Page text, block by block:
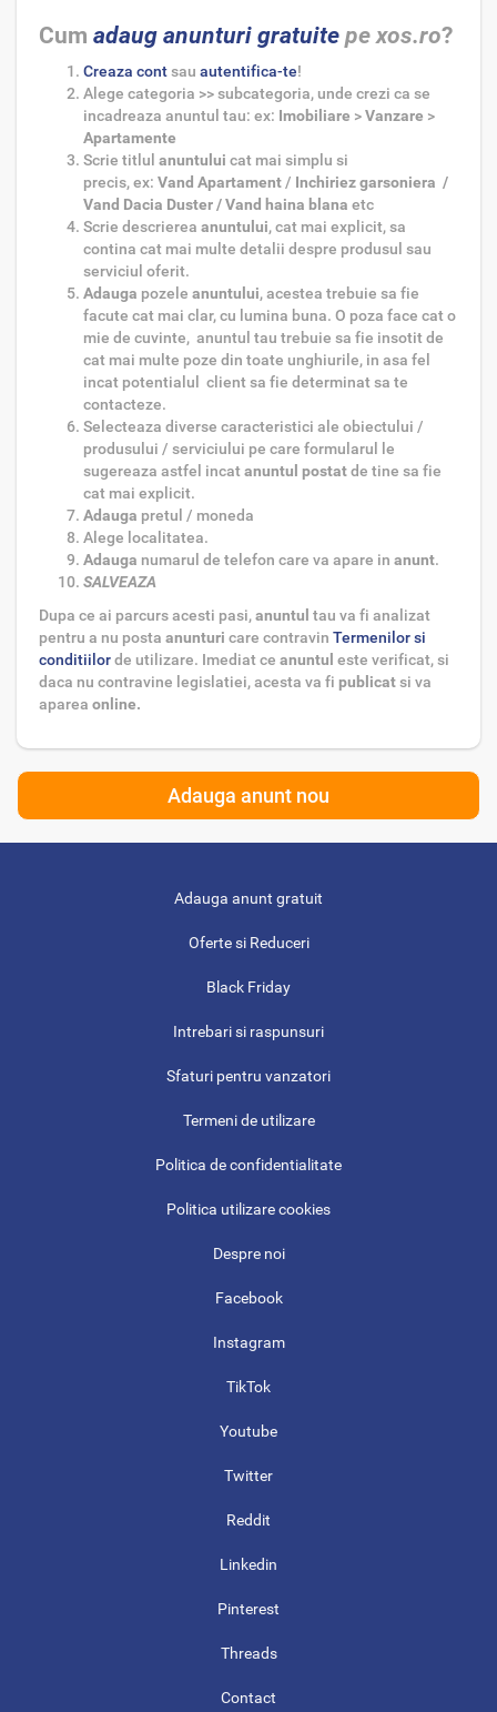
Cum adaug anunturi gratuite pe xos.ro?
Creaza contsau autentifica-te!
Alege categoria >> subcategoria, unde crezi ca se
incadreaza anuntul tau: ex: Imobiliare >Vanzare >
Apartamente
Scrie titlul anuntului cat mai simplu si
precis,ex: Vand Apartament / Inchiriez garsoniera /
Vand Dacia Duster / Vand haina blana etc
Scrie descrierea anuntului, cat mai explicit, sa
contina cat mai multe detalii despre produsul sau
serviciul oferit.
Adauga pozele anuntului, acestea trebuie sa fie
facute cat mai clar, cu lumina buna. O poza face cat o
mie de cuvinte, anuntul tau trebuie sa fie insotit de
cat mai multe poze din toate unghiurile, in asa fel
incat potentialul client sa fie determinat sa te
contacteze.
Selecteaza diverse caracteristici ale obiectului /
produsului / serviciului pe care formularul le
sugereaza astfel incatanuntul postatde tine sa fie
cat mai explicit.
Adauga pretul / moneda
Alege localitatea.
Adauga numarul de telefon care va apare in anunt.
SALVEAZA
Dupa ce ai parcurs acesti pasi,anuntul tau va fi analizat
pentru a nu posta anunturi care contravin Termenilor si
conditiilorde utilizare. Imediat ce anuntul este verificat, si
daca nu contravine legislatiei, acesta va fi publicatsi va
aparea online.
Adauga anunt nou
Adauga anunt gratuit
Oferte si Reduceri
Black Friday
Intrebari si raspunsuri
Sfaturi pentru vanzatori
Termeni de utilizare
Politica de confidentialitate
Politica utilizare cookies
Despre noi
Facebook
Instagram
TikTok
Youtube
Twitter
Reddit
Linkedin
Pinterest
Threads
Contact